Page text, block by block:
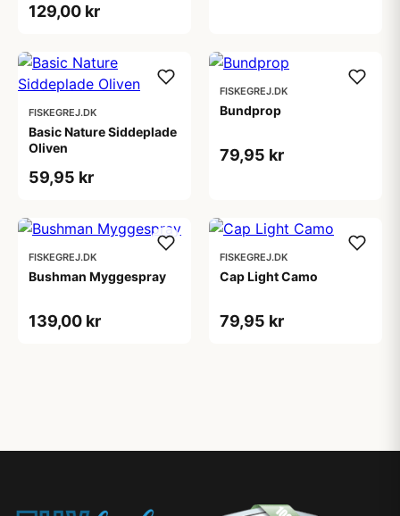
129,00 kr
FISKEGREJ.DK
Basic Nature Siddeplade
Oliven
59,95 kr
FISKEGREJ.DK
Bundprop
79,95 kr
FISKEGREJ.DK
Bushman Myggespray
139,00 kr
FISKEGREJ.DK
Cap Light Camo
79,95 kr